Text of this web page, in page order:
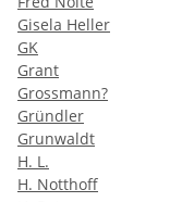
Gisela Heller
GK
Grant
Grossmann?
Gründler
Grunwaldt
H. L.
H. Notthoff